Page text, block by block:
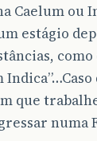
Caelum ou
estágio
como
que
numa